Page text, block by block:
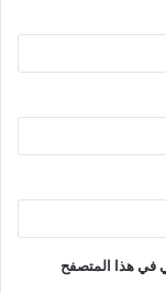
في هذا المتصفح